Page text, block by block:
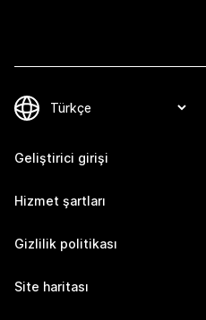
Geliştirici girişi
Hizmet şartları
Gizlilik politikası
Site haritası